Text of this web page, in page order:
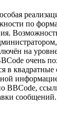
по
на
очень
в
BBCode,
сообщений.